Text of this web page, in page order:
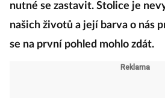
nutné se zastavit. Stolice je
našich životů a její barva o nás
se na první pohled mohlo zdát.